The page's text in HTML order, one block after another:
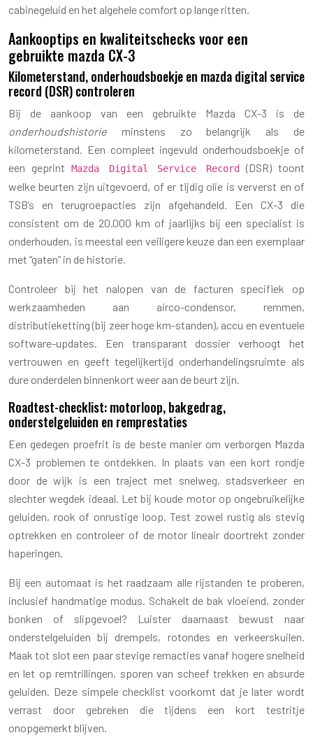
cabinegeluid en het algehele comfort op lange ritten.
Aankooptips en kwaliteitschecks voor een
gebruikte mazda CX-3
Kilometerstand, onderhoudsboekje en mazda digital service
record (DSR) controleren
Bij de aankoop van een gebruikte Mazda CX-3 is de
onderhoudshistorie minstens zo belangrijk als de
kilometerstand. Een compleet ingevuld onderhoudsboekje of
een geprint
Mazda Digital Service Record
(DSR) toont
welke beurten zijn uitgevoerd, of er tijdig olie is ververst en of
TSB’s en terugroepacties zijn afgehandeld. Een CX-3 die
consistent om de 20.000 km of jaarlijks bij een specialist is
onderhouden, is meestal een veiligere keuze dan een exemplaar
met “gaten” in de historie.
Controleer bij het nalopen van de facturen specifiek op
werkzaamheden aan airco-condensor, remmen,
distributieketting (bij zeer hoge km-standen), accu en eventuele
software-updates. Een transparant dossier verhoogt het
vertrouwen en geeft tegelijkertijd onderhandelingsruimte als
dure onderdelen binnenkort weer aan de beurt zijn.
Roadtest-checklist: motorloop, bakgedrag,
onderstelgeluiden en remprestaties
Een gedegen proefrit is de beste manier om verborgen Mazda
CX-3 problemen te ontdekken. In plaats van een kort rondje
door de wijk is een traject met snelweg, stadsverkeer en
slechter wegdek ideaal. Let bij koude motor op ongebruikelijke
geluiden, rook of onrustige loop. Test zowel rustig als stevig
optrekken en controleer of de motor lineair doortrekt zonder
haperingen.
Bij een automaat is het raadzaam alle rijstanden te proberen,
inclusief handmatige modus. Schakelt de bak vloeiend, zonder
bonken of slipgevoel? Luister daarnaast bewust naar
onderstelgeluiden bij drempels, rotondes en verkeerskuilen.
Maak tot slot een paar stevige remacties vanaf hogere snelheid
en let op remtrillingen, sporen van scheef trekken en absurde
geluiden. Deze simpele checklist voorkomt dat je later wordt
verrast door gebreken die tijdens een kort testritje
onopgemerkt blijven.